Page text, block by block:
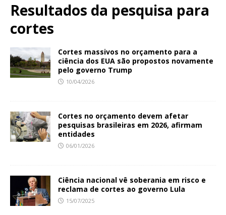
Resultados da pesquisa para
cortes
Cortes massivos no orçamento para a
ciência dos EUA são propostos novamente
pelo governo Trump
10/04/2026
Cortes no orçamento devem afetar
pesquisas brasileiras em 2026, afirmam
entidades
06/01/2026
Ciência nacional vê soberania em risco e
reclama de cortes ao governo Lula
15/07/2025